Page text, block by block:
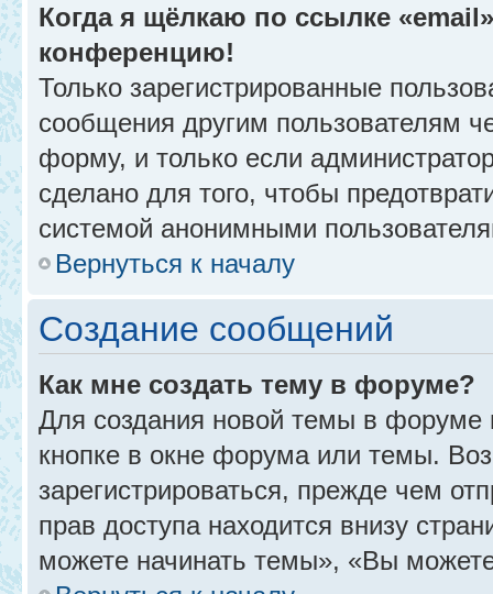
Когда я щёлкаю по ссылке
конференцию!
Только зарегистрированные
сообщения другим пользователям
форму, и только если
сделано для того, чтобы
системой анонимными
Вернуться к началу
Создание сообщений
Как мне создать тему в форуме?
Для создания новой темы в форуме
кнопке в окне форума или темы.
зарегистрироваться, прежде чем
прав доступа находится внизу
можете начинать темы», «Вы